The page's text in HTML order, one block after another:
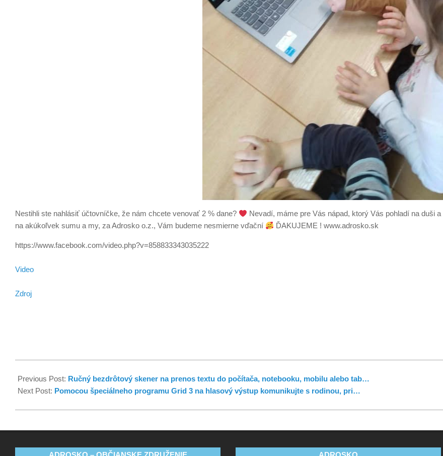
Nestihli ste nahlásiť účtovníčke, že nám chcete venovať 2 % dane? Nevadí, máme pre Vás nápad, ktorý Vás pohladí na duši
na akúkoľvek sumu a my, za Adrosko o.z., Vám budeme nesmierne vďační
ĎAKUJEME ! www.adrosko.sk
https://www.facebook.com/video.php?v=858833343035222
Video
Zdroj
Previous Post: Ručný bezdrôtový skener na prenos textu do počítača, notebooku, mobilu alebo tab…
Next Post: Pomocou špeciálneho programu Grid 3 na hlasový výstup komunikujte s rodinou, pri…